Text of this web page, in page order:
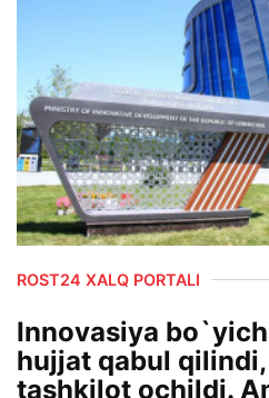
ROST24 XALQ PORTALI
Innovasiya
hujjat qabul
tashkilot ochildi.